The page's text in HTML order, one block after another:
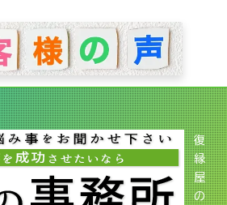
復
縁
屋
の